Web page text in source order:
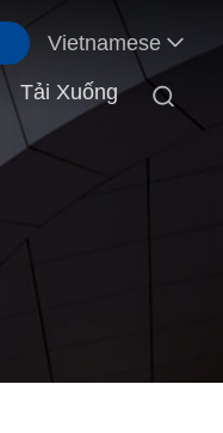
Vietnamese
Tải Xuống 